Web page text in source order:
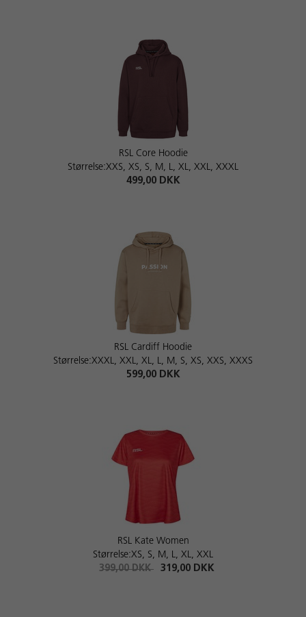
RSL Core Hoodie
Størrelse:XXS, XS, S, M, L, XL, XXL, XXXL
499,00 DKK
RSL Cardiff Hoodie
Størrelse:XXXL, XXL, XL, L, M, S, XS, XXS, XXXS
599,00 DKK
RSL Kate Women
Størrelse:XS, S, M, L, XL, XXL
399,00 DKK
319,00 DKK